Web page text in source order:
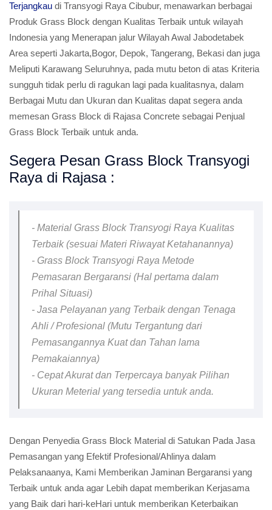
Terjangkau di Transyogi Raya Cibubur, menawarkan berbagai
Produk Grass Block dengan Kualitas Terbaik untuk wilayah
Indonesia yang Menerapan jalur Wilayah Awal Jabodetabek
Area seperti Jakarta,Bogor, Depok, Tangerang, Bekasi dan juga
Meliputi Karawang Seluruhnya, pada mutu beton di atas Kriteria
sungguh tidak perlu di ragukan lagi pada kualitasnya, dalam
Berbagai Mutu dan Ukuran dan Kualitas dapat segera anda
memesan Grass Block di Rajasa Concrete sebagai Penjual
Grass Block Terbaik untuk anda.
Segera Pesan Grass Block Transyogi
Raya di Rajasa :
- Material Grass Block Transyogi Raya Kualitas
Terbaik (sesuai Materi Riwayat Ketahanannya)
- Grass Block Transyogi Raya Metode
Pemasaran Bergaransi (Hal pertama dalam
Prihal Situasi)
- Jasa Pelayanan yang Terbaik dengan Tenaga
Ahli / Profesional (Mutu Tergantung dari
Pemasangannya Kuat dan Tahan lama
Pemakaiannya)
- Cepat Akurat dan Terpercaya banyak Pilihan
Ukuran Meterial yang tersedia untuk anda.
Dengan Penyedia Grass Block Material di Satukan Pada Jasa
Pemasangan yang Efektif Profesional/Ahlinya dalam
Pelaksanaanya, Kami Memberikan Jaminan Bergaransi yang
Terbaik untuk anda agar Lebih dapat memberikan Kerjasama
yang Baik dari hari-keHari untuk memberikan Keterbaikan